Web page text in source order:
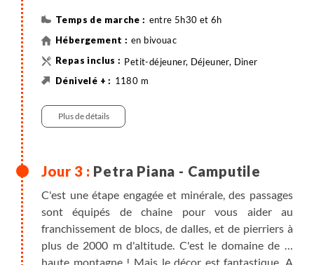
entre 5h30 et 6h
en bivouac
Petit-déjeuner, Déjeuner, Diner
1180 m
Randonnée
Plus de détails
Petra Piana - Camputile
C'est une étape engagée et minérale, des passages
sont équipés de chaine pour vous aider au
franchissement de blocs, de dalles, et de pierriers à
plus de 2000 m d'altitude. C'est le domaine de la
haute montagne ! Mais le décor est fantastique. A